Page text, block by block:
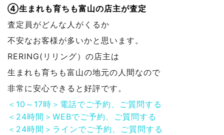
④生まれも育ちも富山の店主が査定
査定員がどんな人がくるか
不安なお客様が多いかと思います。
RERING(リリング）の店主は
生まれも育ちも富山の地元の人間なので
非常に安心できると好評です。
＜10～17時＞電話でご予約、ご質問する
＜24時間＞WEBでご予約、ご質問する
＜24時間＞ラインでご予約、ご質問する